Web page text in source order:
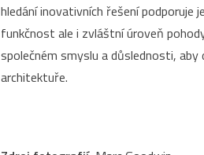
hledání inovativních řešení podporuje
funkčnost ale i zvláštní úroveň
společném smyslu a důslednosti,
architektuře.